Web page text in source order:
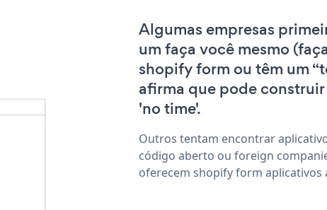
Algumas empresas
um faça você mesmo
shopify form ou têm um
afirma que pode
'no time'.
Outros tentam encontrar
código aberto ou foreign
oferecem shopify form